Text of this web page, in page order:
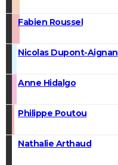
Fabien Roussel
Nicolas Dupont-Aignan
Anne Hidalgo
Philippe Poutou
Nathalie Arthaud